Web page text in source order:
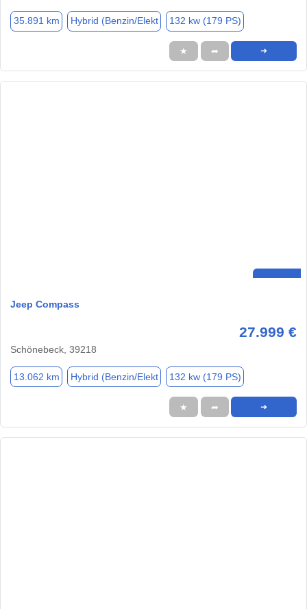
35.891 km Hybrid (Benzin/Elekt 132 kw (179 PS)
★ ➦ ➜
Jeep Compass
27.999 €
Schönebeck, 39218
13.062 km Hybrid (Benzin/Elekt 132 kw (179 PS)
★ ➦ ➜